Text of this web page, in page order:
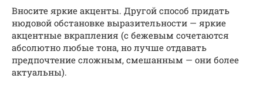
Вносите яркие акценты. Другой способ придать
нюдовой обстановке выразительности — яркие
акцентные вкрапления (с бежевым сочетаются
абсолютно любые тона, но лучше отдавать
предпочтение сложным, смешанным — они более
актуальны).